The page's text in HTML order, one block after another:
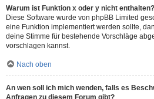
Warum ist Funktion x oder y nicht enthalten?
Diese Software wurde von phpBB Limited
eine Funktion implementiert werden sollte,
deine Stimme für bestehende Vorschläge
vorschlagen kannst.
Nach oben
An wen soll ich mich wenden, falls es
Anfragen zu diesem Forum gibt?